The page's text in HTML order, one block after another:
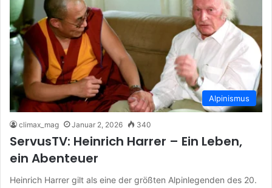
Alpinismus
climax_mag Januar 2, 2026 340
ServusTV: Heinrich Harrer – Ein Leben,
ein Abenteuer
Heinrich Harrer gilt als eine der größten Alpinlegenden des 20.